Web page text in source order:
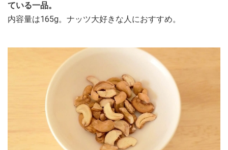
ている一品。
内容量は165g。ナッツ大好きな人におすすめ。